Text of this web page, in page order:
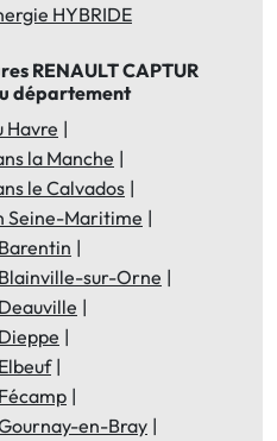
HYBRIDE
RENAULT CAPTUR
département
Havre
la Manche
le Calvados
Seine-Maritime
Blainville-sur-Orne
en-Bray